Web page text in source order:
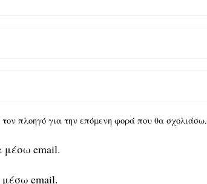
πλοηγό για την επόμενη φορά που θα σχολιάσω.
μέσω email.
email.